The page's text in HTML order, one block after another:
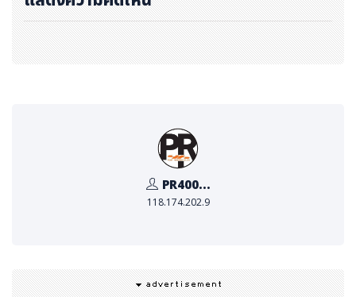
PR400...
118.174.202.9